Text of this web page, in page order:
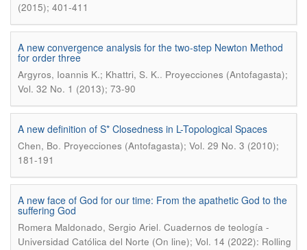
(2015); 401-411
A new convergence analysis for the two-step Newton Method
for order three
Argyros, Ioannis K.; Khattri, S. K.. Proyecciones (Antofagasta);
Vol. 32 No. 1 (2013); 73-90
A new definition of S* Closedness in L-Topological Spaces
Chen, Bo. Proyecciones (Antofagasta); Vol. 29 No. 3 (2010);
181-191
A new face of God for our time: From the apathetic God to the
suffering God
Romera Maldonado, Sergio Ariel. Cuadernos de teología -
Universidad Católica del Norte (On line); Vol. 14 (2022): Rolling